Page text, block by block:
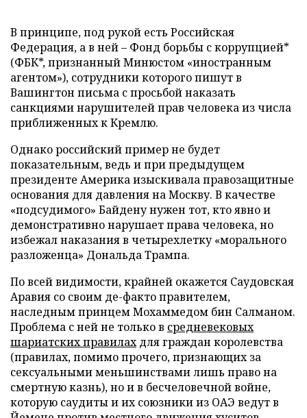
В принципе, под рукой есть Российская
Федерация, а в ней – Фонд борьбы с коррупцией*
(ФБК*, признанный Минюстом «иностранным
агентом»), сотрудники которого пишут в
Вашингтон письма с просьбой наказать
санкциями нарушителей прав человека из числа
приближенных к Кремлю.
Однако российский пример не будет
показательным, ведь и при предыдущем
президенте Америка изыскивала правозащитные
основания для давления на Москву. В качестве
«подсудимого» Байдену нужен тот, кто явно и
демонстративно нарушает права человека, но
избежал наказания в четырехлетку «морального
разложенца» Дональда Трампа.
По всей видимости, крайней окажется Саудовская
Аравия со своим де-факто правителем,
наследным принцем Мохаммедом бин Салманом.
Проблема с ней не только в средневековых
шариатских правилахдля граждан королевства
(правилах, помимо прочего, признающих за
сексуальными меньшинствами лишь право на
смертную казнь), но и в бесчеловечной войне,
которую саудиты и их союзники из ОАЭ ведут в